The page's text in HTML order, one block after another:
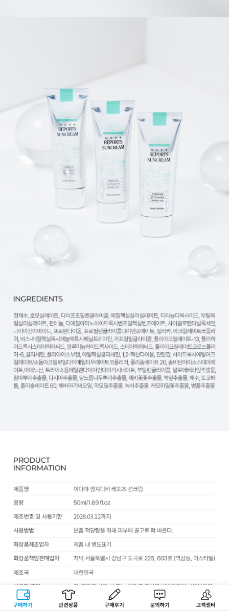
구매하기 관련상품 상품후기 문의하기 고객센터